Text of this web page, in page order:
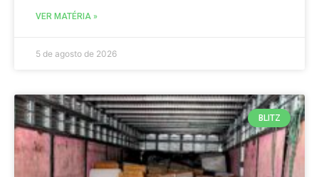
VER MATÉRIA »
5 de agosto de 2026
BLITZ